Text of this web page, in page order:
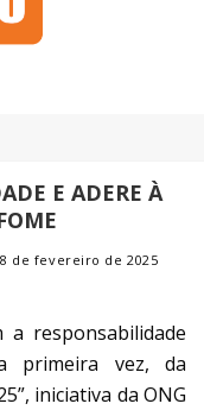
E ADERE À
de fevereiro de 2025
a responsabilidade
primeira vez, da
iniciativa da ONG